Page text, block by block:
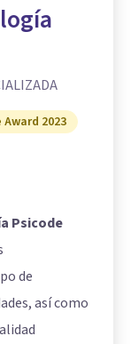
2023
Psicode
de
así como